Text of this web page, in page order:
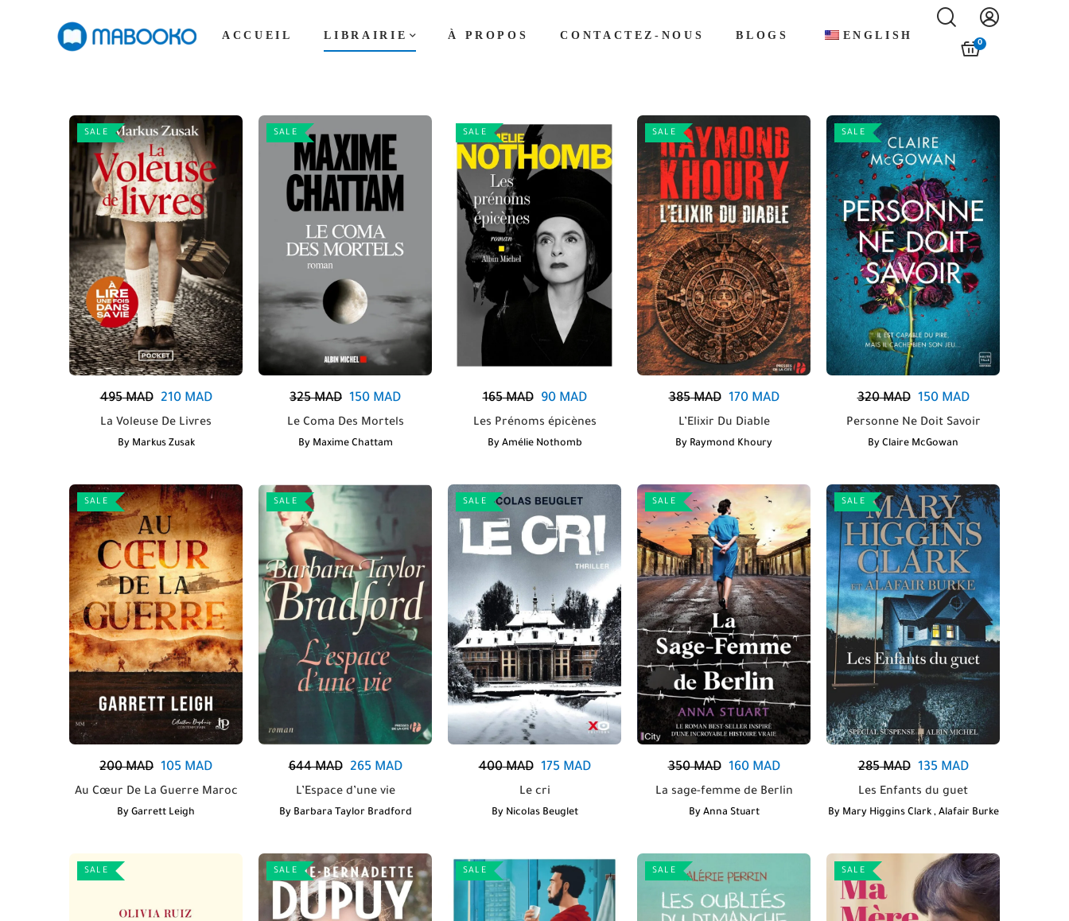
ACCUEIL LIBRAIRIE À PROPOS CONTACTEZ-NOUS BLOGS ENGLISH
0
SALE
495MAD 210MAD
La Voleuse De Livres
By Markus Zusak
SALE
325MAD 150 MAD
Le Coma Des Mortels
By Maxime Chattam
SALE
165MAD 90MAD
Les Prénoms épicènes
By Amélie Nothomb
SALE
385MAD 170MAD
L’Elixir Du Diable
By Raymond Khoury
SALE
320MAD 150MAD
Personne Ne Doit Savoir
By Claire McGowan
SALE
200MAD 105 MAD
Au Cœur De La Guerre Maroc
By Garrett Leigh
SALE
644MAD 265MAD
L’Espace d’une vie
By Barbara Taylor Bradford
SALE
400MAD 175MAD
Le cri
By Nicolas Beuglet
SALE
350MAD 160MAD
La sage-femme de Berlin
By Anna Stuart
SALE
285MAD 135MAD
Les Enfants du guet
By Mary Higgins Clark , Alafair Burke
SALE SALE SALE SALE SALE